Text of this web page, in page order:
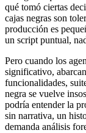
qué tomó ciertas
cajas negras son
producción es
un script puntual,
Pero cuando los
significativo,
funcionalidades,
negra se vuelve
podría entender la
sin narrativa, un
demanda análisis